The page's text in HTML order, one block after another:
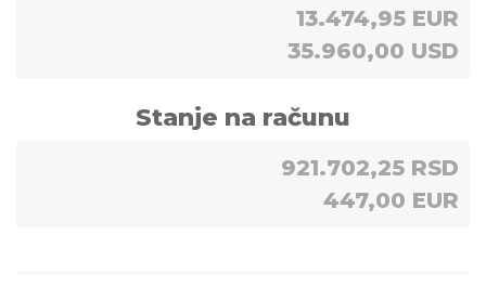
13.474,95 EUR
35.960,00 USD
Stanje na računu
921.702,25 RSD
447,00 EUR